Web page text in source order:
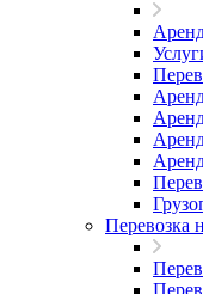
Перевозка